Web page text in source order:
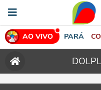
AO VIVO PARÁ